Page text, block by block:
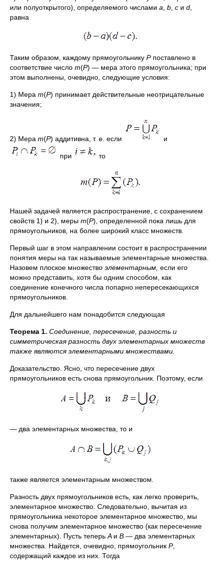
или полуоткрытого), определяемого числами а b с и d
равна
Таким образом, каждому прямоугольнику Р поставлено в
соответствие число т(Р) — мера этого прямоугольника; при
этом выполнены, очевидно, следующие условия:
1) Мера т(Р) принимает действительные неотрицательные
значения;
2) Мера m(Р) аддитивна, т. е. если и
при то
Нашей задачей является распространение, с сохранением
свойств 1) и 2), меры т(Р), определенной пока лишь для
прямоугольников, на более широкий класс множеств.
Первый шаг в этом направлении состоит в распространении
понятия меры на так называемые элементарные множества.
Назовем плоское множество элементарным, если его
можно представить, хотя бы одним способом, как
соединение конечного числа попарно непересекающихся
прямоугольников.
Для дальнейшего нам понадобится следующая
Теорема 1. Соединение, пересечение, разность и
симметрическая разность двух элементарных множеств
также являются элементарными множествами.
Доказательство. Ясно, что пересечение двух
прямоугольников есть снова прямоугольник. Поэтому, если
— два элементарных множества, то и
также является элементарным множеством.
Разность двух прямоугольников есть, как легко проверить,
элементарное множество. Следовательно, вычитая из
прямоугольника некоторое элементарное множество, мы
снова получим элементарное множество (как пересечение
элементарных). Пусть теперь A и В — два элементарных
множества. Найдется, очевидно, прямоугольник Р,
содержащий каждое из них. Тогда